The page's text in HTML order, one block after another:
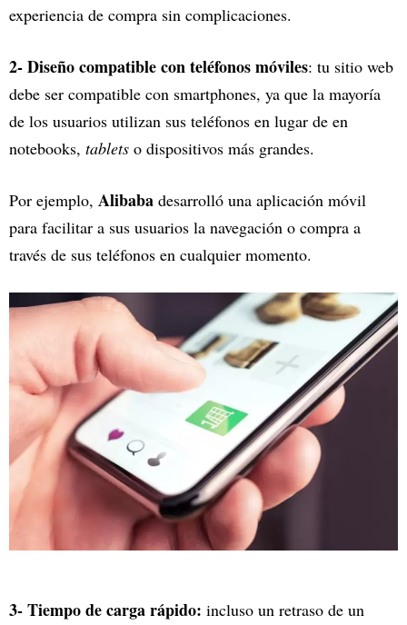
experiencia de compra sin complicaciones.
2- Diseño compatible con teléfonos móviles: tu sitio web
debe ser compatible con smartphones, ya que la mayoría
de los usuarios utilizan sus teléfonos en lugar de en
notebooks, tablets o dispositivos más grandes.
Por ejemplo, Alibaba desarrolló una aplicación móvil
para facilitar a sus usuarios la navegación o compra a
través de sus teléfonos en cualquier momento.
3- Tiempo de carga rápido: incluso un retraso de un